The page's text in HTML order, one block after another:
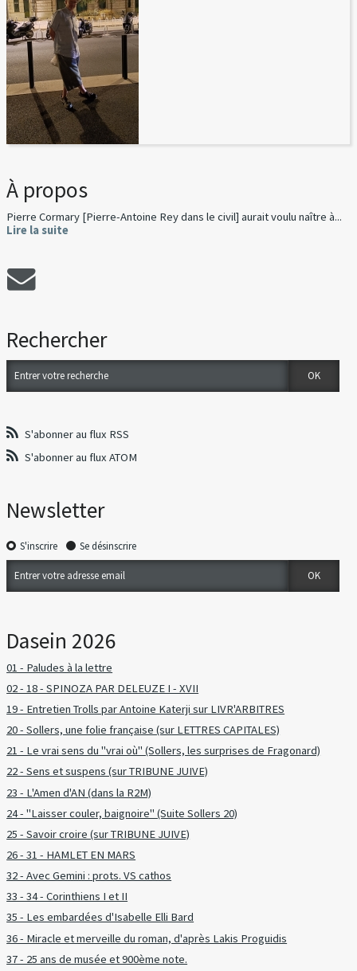
À propos
Pierre Cormary [Pierre-Antoine Rey dans le civil] aurait voulu naître à...
Lire la suite
Rechercher
S'abonner au flux RSS
S'abonner au flux ATOM
Newsletter
S'inscrire Se désinscrire
Dasein 2026
01 - Paludes à la lettre
02 - 18 - SPINOZA PAR DELEUZE I - XVII
19 - Entretien Trolls par Antoine Katerji sur LIVR'ARBITRES
20 - Sollers, une folie française (sur LETTRES CAPITALES)
21 - Le vrai sens du "vrai où" (Sollers, les surprises de Fragonard)
22 - Sens et suspens (sur TRIBUNE JUIVE)
23 - L'Amen d'AN (dans la R2M)
24 - "Laisser couler, baignoire" (Suite Sollers 20)
25 - Savoir croire (sur TRIBUNE JUIVE)
26 - 31 - HAMLET EN MARS
32 - Avec Gemini : prots. VS cathos
33 - 34 - Corinthiens I et II
35 - Les embardées d'Isabelle Elli Bard
36 - Miracle et merveille du roman, d'après Lakis Proguidis
37 - 25 ans de musée et 900ème note.